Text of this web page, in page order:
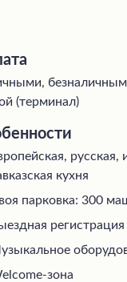
(терминал)
русская,
кухня
парковка: 300
регистрация
зона